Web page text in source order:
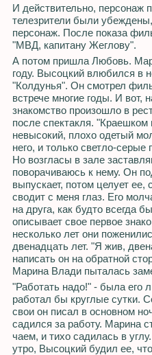
И действительно, персонаж
телезрители были
персонаж. После показа
"МВД, капитану Жеглову".
А потом пришла Любовь.
году. Высоцкий влюбился в
"Колдунья". Он смотрел
встрече многие годы. И вот,
знакомство произошло в
после спектакля. "Краешком
невысокий, плохо одетый
него, и только светло-
Но возгласы в зале
поворачиваюсь к нему. Он
выпускает, потом целует
сводит с меня глаз. Его
на друга, как будто всегда
описывает свое первое
несколько лет они
двенадцать лет. "Я жив,
написать он на обратной
Марина Влади пыталась
"Работать надо!" - была его
работал бы круглые сутки.
свои он писал в основном
садился за работу. Марина
чаем, и тихо садилась в
утро, Высоцкий будил ее,